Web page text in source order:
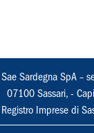
Sae Sardegna SpA –
07100 Sassari, -
Registro Imprese di